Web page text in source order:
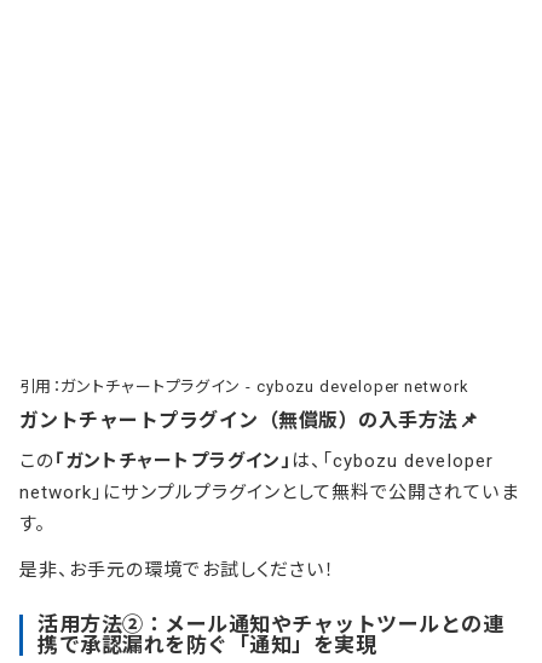
引用： ガントチャートプラグイン - cybozu developer network
ガントチャートプラグイン（無償版）の入手方法📌
この「ガントチャートプラグイン」 は、「 cybozu developer
network 」にサンプルプラグインとして無料で公開されていま
す。
是非、お手元の環境でお試しください！
活用方法②：メール通知やチャットツールとの連
携で承認漏れを防ぐ「通知」を実現